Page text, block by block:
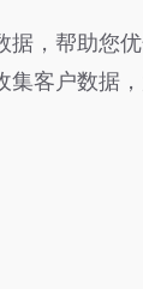
据，帮助您
集客户数据